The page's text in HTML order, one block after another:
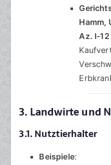
Hamm,
Az. I-
3. Landwirte und
3.1. Nutztierhalter
Beispiele: